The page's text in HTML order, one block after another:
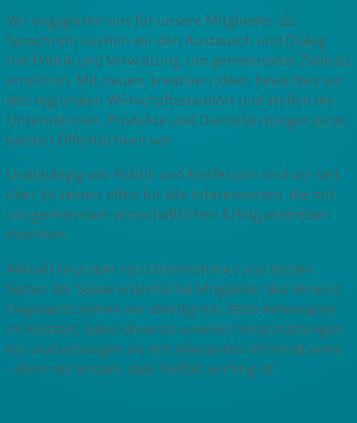
Wir engagieren uns für unsere Mitglieder: als
Sprachrohr suchen wir den Austausch und Dialog
mit Politik und Verwaltung, um gemeinsame Ziele zu
erreichen. Mit neuen, kreativen Ideen bewerben wir
den regionalen Wirtschaftsstandort und stellen die
Unternehmen, Produkte und Dienstleistungen einer
breiten Öffentlichkeit vor.
Unabhängig von Politik und Konfession sind wir seit
über 30 Jahren offen für alle Interessenten, die mit
uns gemeinsam wirtschaftlichen Erfolg anstreben
möchten.
Aktuell sind über 150 Unternehmen von beiden
Seiten der Spree ordentliche Mitglieder des Vereins.
Insgesamt stehen wir ständig mit 2500 Adressaten
im Kontakt, laden diese zu unseren Veranstaltungen
ein und versorgen sie mit relevanten Informationen
– denn wir wissen, dass Vielfalt wichtig ist.